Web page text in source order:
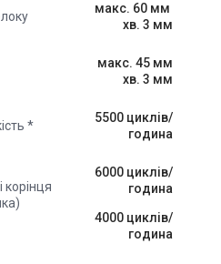
макс. 60 мм
хв. 3 мм
макс. 45 мм
хв. 3 мм
*
5500 циклів/
година
корінця
6000 циклів/
година
4000 циклів/
година